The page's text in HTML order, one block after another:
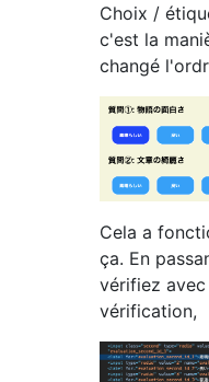
Choix /
c'est la
changé
Cela a
ça. En
vérifiez
vérification,